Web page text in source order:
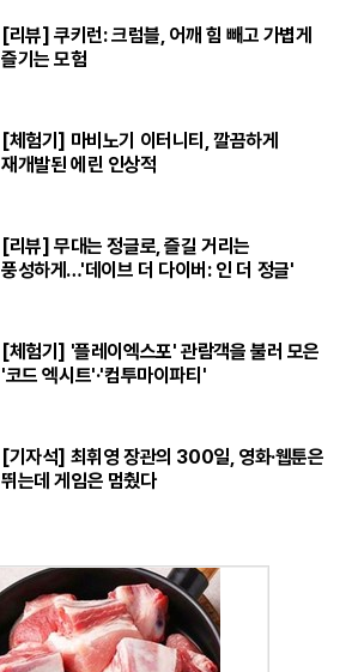
[리뷰] 쿠키런: 크럼블, 어깨 힘 빼고 가볍게
즐기는 모험
[체험기] 마비노기 이터니티, 깔끔하게
재개발된 에린 인상적
[리뷰] 무대는 정글로, 즐길 거리는
풍성하게…'데이브 더 다이버: 인 더 정글'
[체험기] '플레이엑스포' 관람객을 불러 모은
'코드 엑시트'·'컴투마이파티'
[기자석] 최휘영 장관의 300일, 영화·웹툰은
뛰는데 게임은 멈췄다